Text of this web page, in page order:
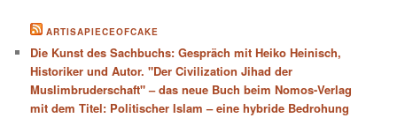
ARTISAPIECEOFCAKE
Die Kunst des Sachbuchs: Gespräch mit Heiko Heinisch,
Historiker und Autor. "Der Civilization Jihad der
Muslimbruderschaft" – das neue Buch beim Nomos-Verlag
mit dem Titel: Politischer Islam – eine hybride Bedrohung